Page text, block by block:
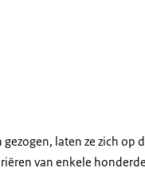
(vrouwtje)
laten ze zich op
van enkele